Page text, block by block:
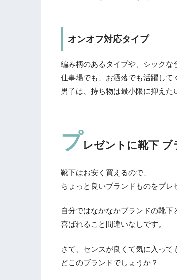
オンオフ対応タイプ
編み柄のあるタイプや、シックな
仕事場でも、お洒落でも活躍して
男子は、持ち物は最小限に抑えた
プレゼントに靴下 ブ
靴下はお安く買えるので、
ちょっと良いブランドものをプレ
自分ではなかなかブランドの靴下
喜ばれること間違いなしです。
さて、センスが良くて気に入って
どこのブランドでしょうか？